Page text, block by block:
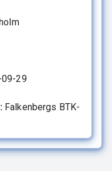
29
Falkenbergs BTK-